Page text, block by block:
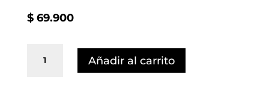
$69.900
Añadir al carrito